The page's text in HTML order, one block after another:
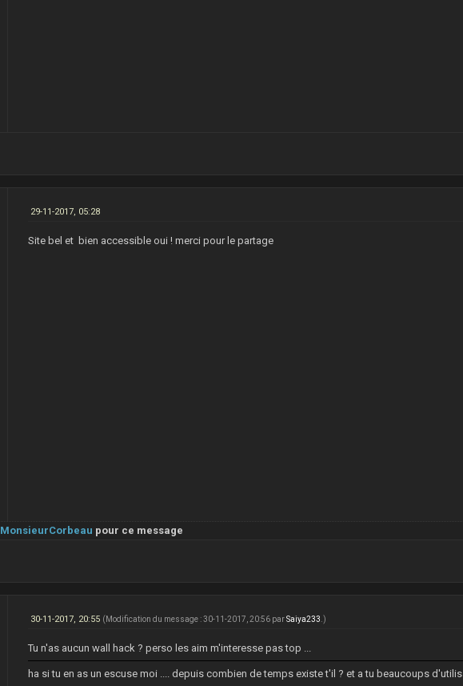
29-11-2017, 05:28
Site bel et bien accessible oui ! merci pour le partage
MonsieurCorbeau pour ce message
30-11-2017, 20:55 (Modification du message : 30-11-2017, 20:56 parSaiya233 .)
Tu n'as aucun wall hack ? perso les aim m'interesse pas top ...
ha si tu en as un escuse moi .... depuis combien de temps existe t'il ? et a tu beaucoups